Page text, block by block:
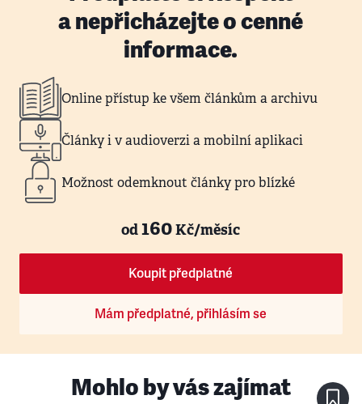
a nepřicházejte o cenné
informace.
Online přístup ke všem článkům a archivu
Články i v audioverzi a mobilní aplikaci
Možnost odemknout články pro blízké
od160Kč/měsíc
Koupit předplatné
Mám předplatné, přihlásím se
Mohlo by vás zajímat